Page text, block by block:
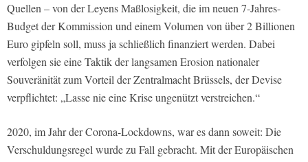
Quellen – von der Leyens Maßlosigkeit, die im neuen 7-Jahres-
Budget der Kommission und einem Volumen von über 2 Billionen
Euro gipfeln soll, muss ja schließlich finanziert werden. Dabei
verfolgen sie eine Taktik der langsamen Erosion nationaler
Souveränität zum Vorteil der Zentralmacht Brüssels, der Devise
verpflichtet: „Lasse nie eine Krise ungenützt verstreichen.“
2020, im Jahr der Corona-Lockdowns, war es dann soweit: Die
Verschuldungsregel wurde zu Fall gebracht. Mit der Europäischen